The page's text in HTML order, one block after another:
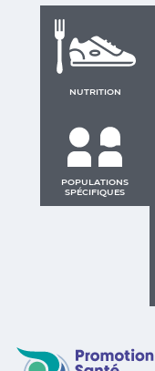
NUTRITION
POPULATIONS
SPÉCIFIQUES
Promotion Santé